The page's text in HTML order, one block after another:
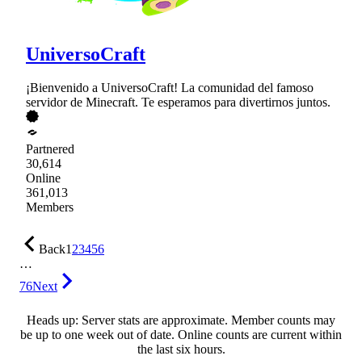
UniversoCraft
¡Bienvenido a UniversoCraft! La comunidad del famoso
servidor de Minecraft. Te esperamos para divertirnos juntos.
Partnered
30,614
Online
361,013
Members
Back123456
…
76Next
Heads up: Server stats are approximate. Member counts may
be up to one week out of date. Online counts are current within
the last six hours.